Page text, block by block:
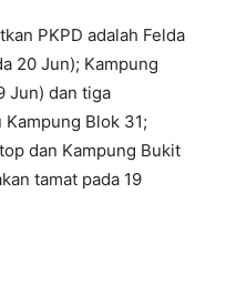
PKPD adalah Felda
20 Jun); Kampung
Jun) dan tiga
Blok 31;
dan Kampung Bukit
tamat pada 19